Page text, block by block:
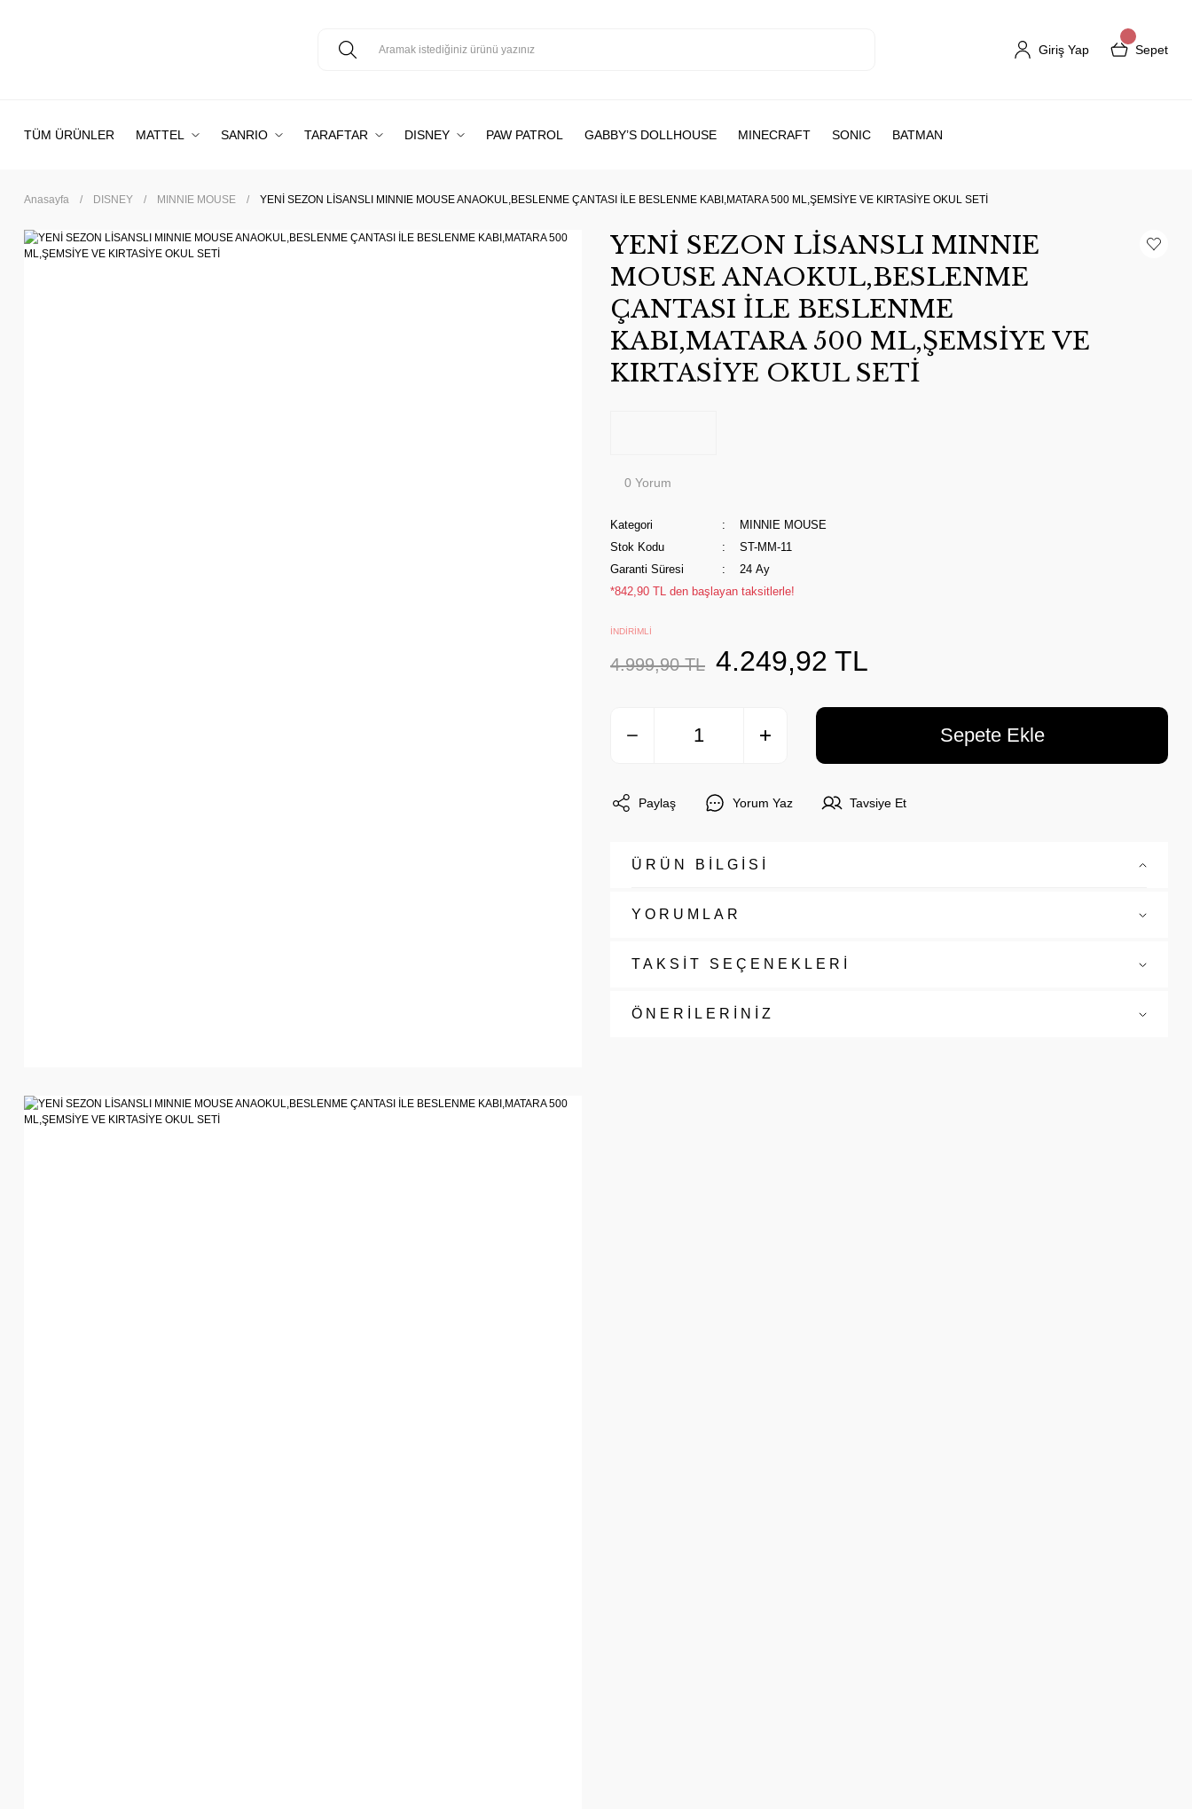
Giriş Yap Sepet
TÜM ÜRÜNLER MATTEL SANRIO TARAFTAR DISNEY PAW PATROL GABBY’S DOLLHOUSE MINECRAFT SONIC BATMAN
Anasayfa DISNEY MINNIE MOUSE YENİ SEZON LİSANSLI MINNIE MOUSE ANAOKUL,BESLENME ÇANTASI İLE BESLENME KABI,MATARA 500 ML,ŞEMSİYE VE KIRTASİYE OKUL SETİ
YENİ SEZON LİSANSLI MINNIE
MOUSE ANAOKUL,BESLENME
ÇANTASI İLE BESLENME
KABI,MATARA 500 ML,ŞEMSİYE VE
KIRTASİYE OKUL SETİ
0 Yorum
Kategori
MINNIE MOUSE
Stok Kodu
ST-MM-11
Garanti Süresi
24 Ay
*842,90 TL den başlayan taksitlerle!
İNDİRİMLİ
4.999,90 TL 4.249,92 TL
Sepete Ekle
Paylaş Yorum Yaz Tavsiye Et
ÜRÜN BİLGİSİ
YORUMLAR
TAKSİT SEÇENEKLERİ
ÖNERİLERİNİZ